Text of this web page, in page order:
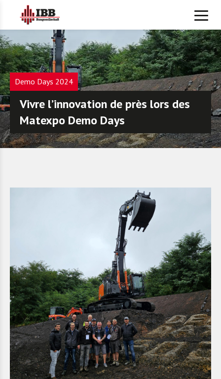
Demo Days 2024
Vivre l’innovation de près lors des
Matexpo Demo Days